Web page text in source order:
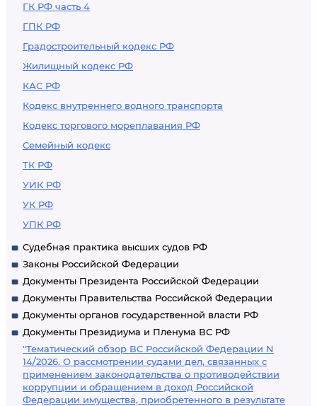
ГК РФ часть 4
ГПК РФ
Градостроительный кодекс РФ
Жилищный кодекс РФ
КАС РФ
Кодекс внутреннего водного транспорта
Кодекс торгового мореплавания РФ
Семейный кодекс
ТК РФ
УИК РФ
УК РФ
УПК РФ
Судебная практика высших судов РФ
Законы Российской Федерации
Документы Президента Российской Федерации
Документы Правительства Российской Федерации
Документы органов государственной власти РФ
Документы Президиума и Пленума ВС РФ
"Тематический обзор ВС Российской Федерации N
14/2026. О рассмотрении судами дел, связанных с
применением законодательства о противодействии
коррупции и обращением в доход Российской
Федерации имущества, приобретенного в результате